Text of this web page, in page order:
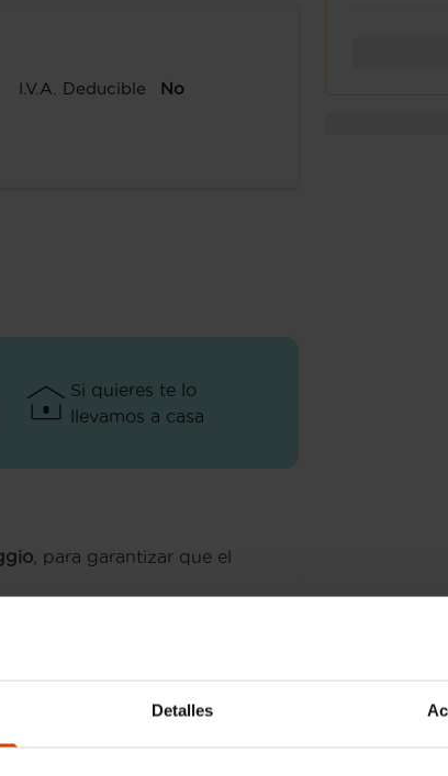
Detalles
I.V.A. Deducible No
Si quieres te lo
llevamos a casa
, para garantizar que el